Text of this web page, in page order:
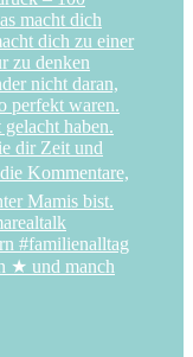
★ und manch